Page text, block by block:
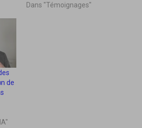
Dans "Témoignages"
de